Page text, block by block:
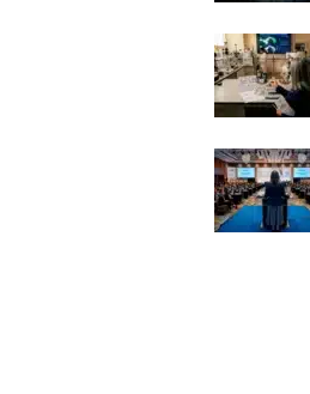
Suscríbete a nuestro boletín diario y
noticias del vapeo y la reducción de
Subscribe to our daily clipping and
of vaping and tobacco harm reduction